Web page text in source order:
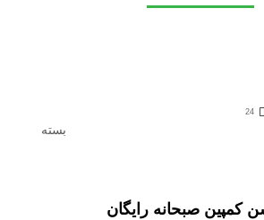
موشن کمپین صبحانه رایگان
بسته
صبحانه رایگان